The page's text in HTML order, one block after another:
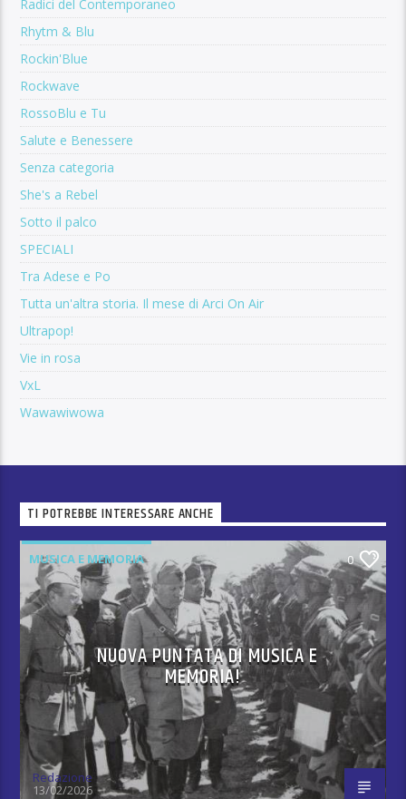
Radici del Contemporaneo
Rhytm & Blu
Rockin'Blue
Rockwave
RossoBlu e Tu
Salute e Benessere
Senza categoria
She's a Rebel
Sotto il palco
SPECIALI
Tra Adese e Po
Tutta un'altra storia. Il mese di Arci On Air
Ultrapop!
Vie in rosa
VxL
Wawawiwowa
TI POTREBBE INTERESSARE ANCHE
MUSICA E MEMORIA 0
NUOVA PUNTATA DI MUSICA E
MEMORIA!
Redazione
13/02/2026